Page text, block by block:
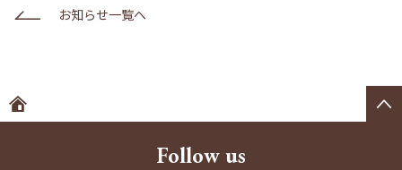
お知らせ一覧へ
Follow us